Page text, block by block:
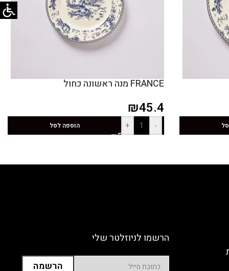
FRANCE מנה ראשונה כחול
₪45.4
-
+ הוספה לסל
הרשמו לניוזלטר שלי